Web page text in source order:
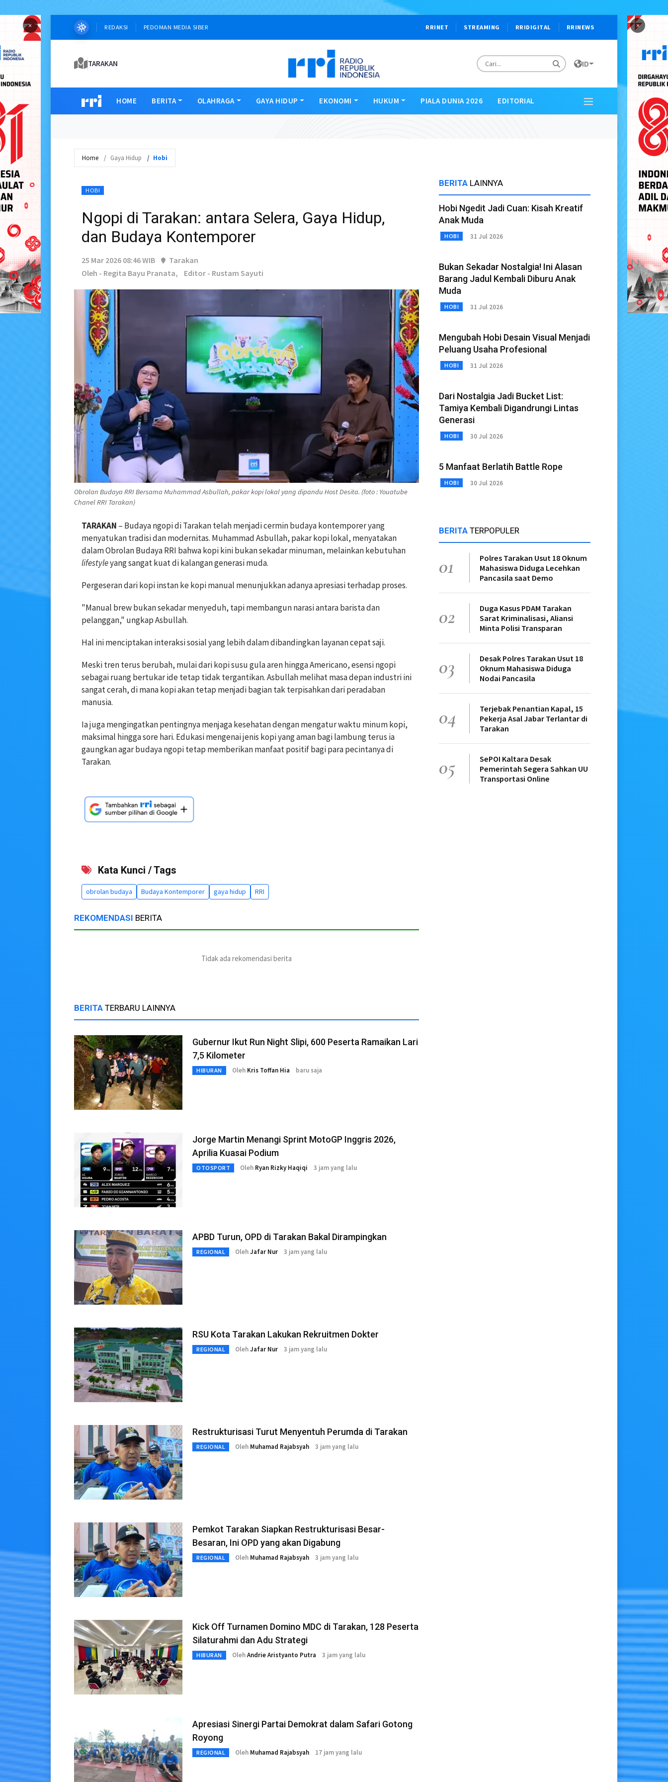
× ×
REDAKSI PEDOMAN MEDIA SIBER RRINET STREAMING RRIDIGITAL RRINEWS
TARAKAN ID
HOME BERITA OLAHRAGA GAYA HIDUP EKONOMI HUKUM PIALA DUNIA 2026 EDITORIAL
Home Gaya Hidup Hobi
HOBI
Ngopi di Tarakan: antara Selera, Gaya Hidup,
dan Budaya Kontemporer
25 Mar 2026 08:46 WIB
Tarakan
Oleh - Regita Bayu Pranata,
Editor - Rustam Sayuti
Obrolan Budaya RRI Bersama Muhammad Asbullah, pakar kopi lokal yang dipandu Host Desita. (foto : Youatube
Chanel RRI Tarakan)
TARAKAN – Budaya ngopi di Tarakan telah menjadi cermin budaya kontemporer yang
menyatukan tradisi dan modernitas. Muhammad Asbullah, pakar kopi lokal, menyatakan
dalam Obrolan Budaya RRI bahwa kopi kini bukan sekadar minuman, melainkan kebutuhan
lifestyleyang sangat kuat di kalangan generasi muda.
Pergeseran dari kopi instan ke kopi manual menunjukkan adanya apresiasi terhadap proses.
"Manual brew bukan sekadar menyeduh, tapi membangun narasi antara barista dan
pelanggan," ungkap Asbullah.
Hal ini menciptakan interaksi sosial yang lebih dalam dibandingkan layanan cepat saji.
Meski tren terus berubah, mulai dari kopi susu gula aren hingga Americano, esensi ngopi
sebagai ruang bertukar ide tetap tidak tergantikan. Asbullah melihat masa depan industri ini
sangat cerah, di mana kopi akan tetap menjadi bagian tak terpisahkan dari peradaban
manusia.
Ia juga mengingatkan pentingnya menjaga kesehatan dengan mengatur waktu minum kopi,
maksimal hingga sore hari. Edukasi mengenai jenis kopi yang aman bagi lambung terus ia
gaungkan agar budaya ngopi tetap memberikan manfaat positif bagi para pecintanya di
Tarakan.
Kata Kunci / Tags
obrolan budaya Budaya Kontemporer gaya hidup RRI
REKOMENDASI BERITA
Tidak ada rekomendasi berita
BERITA TERBARU LAINNYA
Gubernur Ikut Run Night Slipi, 600 Peserta Ramaikan Lari
7,5 Kilometer
HIBURAN Oleh Kris Toffan Hia baru saja
Jorge Martin Menangi Sprint MotoGP Inggris 2026,
Aprilia Kuasai Podium
OTOSPORT Oleh Ryan Rizky Haqiqi 3 jam yang lalu
APBD Turun, OPD di Tarakan Bakal Dirampingkan
REGIONAL OlehJafar Nur 3 jam yang lalu
RSU Kota Tarakan Lakukan Rekruitmen Dokter
REGIONAL OlehJafar Nur 3 jam yang lalu
Restrukturisasi Turut Menyentuh Perumda di Tarakan
REGIONAL Oleh Muhamad Rajabsyah 3 jam yang lalu
Pemkot Tarakan Siapkan Restrukturisasi Besar-
Besaran, Ini OPD yang akan Digabung
REGIONAL Oleh Muhamad Rajabsyah 3 jam yang lalu
Kick Off Turnamen Domino MDC di Tarakan, 128 Peserta
Silaturahmi dan Adu Strategi
HIBURAN OlehAndrie Aristyanto Putra 3 jam yang lalu
Apresiasi Sinergi Partai Demokrat dalam Safari Gotong
Royong
REGIONAL Oleh Muhamad Rajabsyah 17 jam yang lalu
BERITA LAINNYA
Hobi Ngedit Jadi Cuan: Kisah Kreatif
Anak Muda
HOBI 31 Jul 2026
Bukan Sekadar Nostalgia! Ini Alasan
Barang Jadul Kembali Diburu Anak
Muda
HOBI 31 Jul 2026
Mengubah Hobi Desain Visual Menjadi
Peluang Usaha Profesional
HOBI 31 Jul 2026
Dari Nostalgia Jadi Bucket List:
Tamiya Kembali Digandrungi Lintas
Generasi
HOBI 30 Jul 2026
5 Manfaat Berlatih Battle Rope
HOBI 30 Jul 2026
BERITA TERPOPULER
01
Polres Tarakan Usut 18 Oknum
Mahasiswa Diduga Lecehkan
Pancasila saat Demo
02
Duga Kasus PDAM Tarakan
Sarat Kriminalisasi, Aliansi
Minta Polisi Transparan
03
Desak Polres Tarakan Usut 18
Oknum Mahasiswa Diduga
Nodai Pancasila
04
Terjebak Penantian Kapal, 15
Pekerja Asal Jabar Terlantar di
Tarakan
05
SePOI Kaltara Desak
Pemerintah Segera Sahkan UU
Transportasi Online